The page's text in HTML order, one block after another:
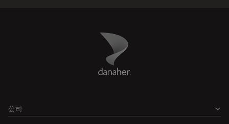
Danaher Logo
公司